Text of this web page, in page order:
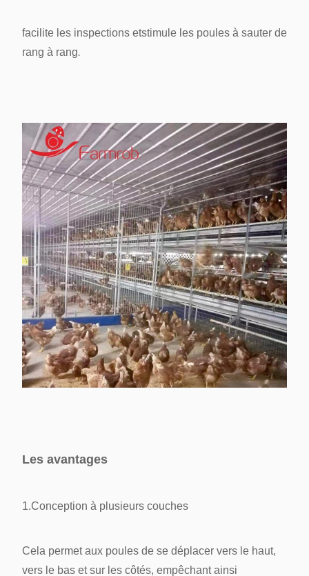
facilite les inspections etstimule les poules à sauter de
rang à rang.
Les avantages
1.Conception à plusieurs couches
Cela permet aux poules de se déplacer vers le haut,
vers le bas et sur les côtés, empêchant ainsi